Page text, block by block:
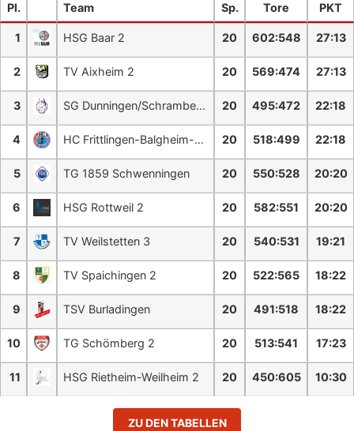
Pl. Team Sp. Tore PKT
1 HSG Baar 2 20 602:548 27:13
2 TV Aixheim 2 20 569:474 27:13
3 SG Dunningen/Schramberg 2 20 495:472 22:18
4 HC Frittlingen-Balgheim-Neufra 20 518:499 22:18
5 TG 1859 Schwenningen 20 550:528 20:20
6 HSG Rottweil 2 20 582:551 20:20
7 TV Weilstetten 3 20 540:531 19:21
8 TV Spaichingen 2 20 522:565 18:22
9 TSV Burladingen 20 491:518 18:22
10 TG Schömberg 2 20 513:541 17:23
11 HSG Rietheim-Weilheim 2 20 450:605 10:30
ZU DEN TABELLEN